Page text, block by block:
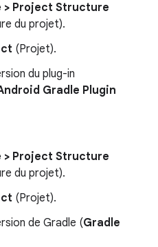
> Project Structure
du projet).
(Projet).
du plug-in
Gradle Plugin
> Project Structure
du projet).
(Projet).
de Gradle (Gradle